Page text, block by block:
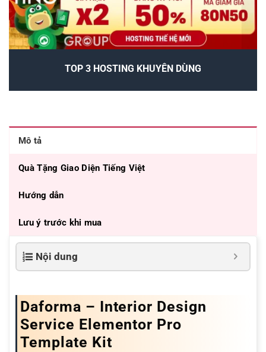
TOP 3 HOSTING KHUYÊN DÙNG
Mô tả
Quà Tặng Giao Diện Tiếng Việt
Hướng dẫn
Lưu ý trước khi mua
Nội dung
Daforma – Interior Design
Service Elementor Pro
Template Kit